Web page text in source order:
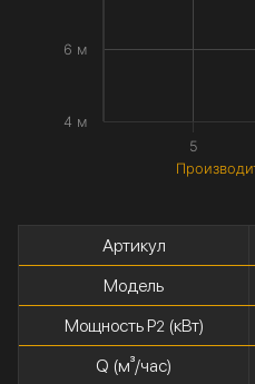
5
4 м
6 м
Артикул
Модель
Мощность P2(кВт)
Q (м³/час)